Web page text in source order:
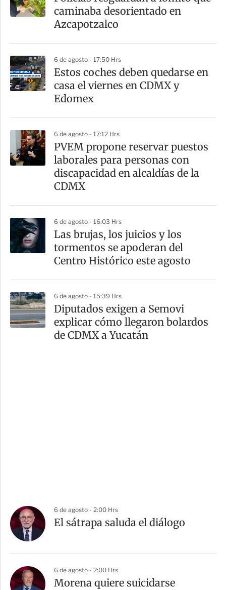
r
t
caminaba desorientado en
Azcapotzalco
6 de agosto - 17:50 Hrs
Estos coches deben quedarse en
casa el viernes en CDMX y
Edomex
6 de agosto - 17:12 Hrs
PVEM propone reservar puestos
laborales para personas con
discapacidad en alcaldías de la
CDMX
6 de agosto - 16:03 Hrs
Las brujas, los juicios y los
tormentos se apoderan del
Centro Histórico este agosto
6 de agosto - 15:39 Hrs
Diputados exigen a Semovi
explicar cómo llegaron bolardos
de CDMX a Yucatán
6 de agosto - 2:00 Hrs
El sátrapa saluda el diálogo
6 de agosto - 2:00 Hrs
Morena quiere suicidarse